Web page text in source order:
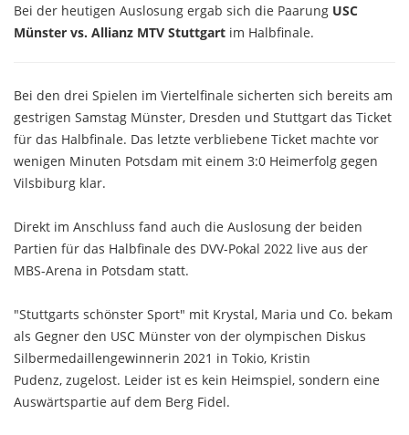
Bei der heutigen Auslosung ergab sich die Paarung USC
Münster vs. Allianz MTV Stuttgart im Halbfinale.
Bei den drei Spielen im Viertelfinale sicherten sich bereits am
gestrigen Samstag Münster, Dresden und Stuttgart das Ticket
für das Halbfinale. Das letzte verbliebene Ticket machte vor
wenigen Minuten Potsdam mit einem 3:0 Heimerfolg gegen
Vilsbiburg klar.
Direkt im Anschluss fand auch die Auslosung der beiden
Partien für das Halbfinale des DVV-Pokal 2022 live aus der
MBS-Arena in Potsdam statt.
"Stuttgarts schönster Sport" mit Krystal, Maria und Co. bekam
als Gegner den USC Münster von der olympischen Diskus
Silbermedaillengewinnerin 2021 in Tokio, Kristin
Pudenz, zugelost. Leider ist es kein Heimspiel, sondern eine
Auswärtspartie auf dem Berg Fidel.